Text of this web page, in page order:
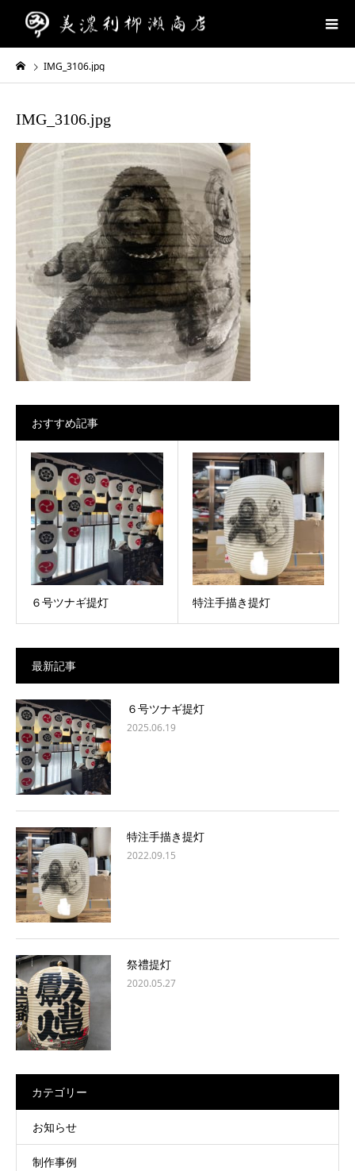
IMG_3106.jpg
IMG_3106.jpg
おすすめ記事
６号ツナギ提灯 特注手描き提灯
最新記事
６号ツナギ提灯
2025.06.19
特注手描き提灯
2022.09.15
祭禮提灯
2020.05.27
カテゴリー
お知らせ
制作事例